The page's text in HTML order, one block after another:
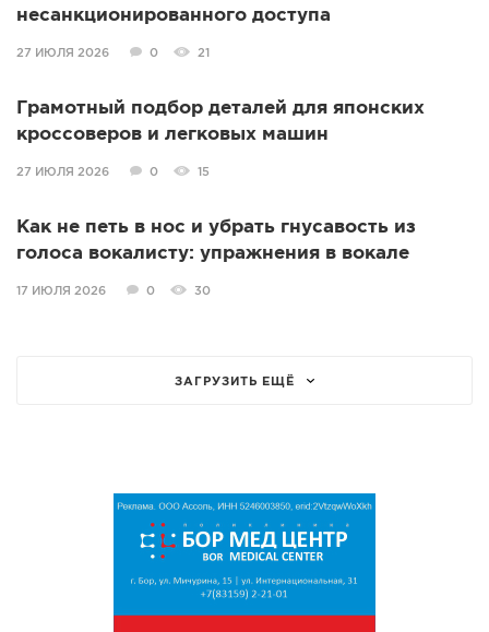
несанкционированного доступа
27 ИЮЛЯ 2026 0 21
Грамотный подбор деталей для японских
кроссоверов и легковых машин
27 ИЮЛЯ 2026 0 15
Как не петь в нос и убрать гнусавость из
голоса вокалисту: упражнения в вокале
17 ИЮЛЯ 2026 0 30
ЗАГРУЗИТЬ ЕЩЁ